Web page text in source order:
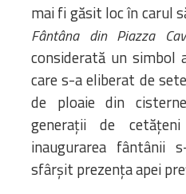
mai fi găsit loc în carul
Fântâna din Piazza
considerată un simbol
care s-a eliberat de
de ploaie din
generații de
inaugurarea fântânii
sfârșit prezența apei